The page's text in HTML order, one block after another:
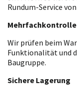
Rundum-Service von
Mehrfachkontrolle
Wir prüfen beim
Funktionalität und
Baugruppe.
Sichere Lagerung